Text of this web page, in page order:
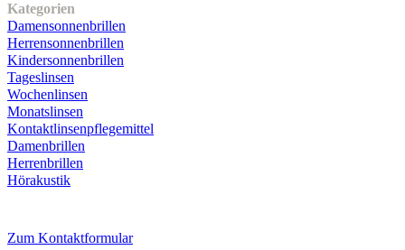
Kategorien
Damensonnenbrillen
Herrensonnenbrillen
Kindersonnenbrillen
Tageslinsen
Wochenlinsen
Monatslinsen
Kontaktlinsenpflegemittel
Damenbrillen
Herrenbrillen
Hörakustik
Zum Kontaktformular